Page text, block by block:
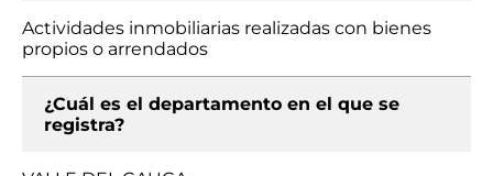
Actividades inmobiliarias realizadas con bienes
propios o arrendados
¿Cuál es el departamento en el que se
registra?